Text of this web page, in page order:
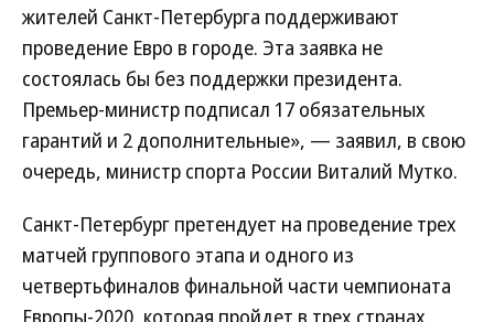
жителей Санкт-Петербурга поддерживают
проведение Евро в городе. Эта заявка не
состоялась бы без поддержки президента.
Премьер-министр подписал 17 обязательных
гарантий и 2 дополнительные», — заявил, в свою
очередь, министр спорта России Виталий Мутко.
Санкт-Петербург претендует на проведение трех
матчей группового этапа и одного из
четвертьфиналов финальной части чемпионата
Европы-2020, которая пройдет в трех странах.